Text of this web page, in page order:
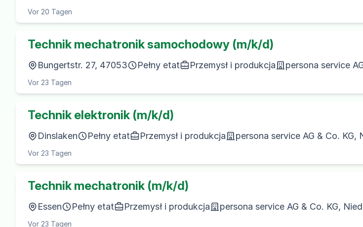
Vor 20 Tagen
Technik mechatronik samochodowy (m/k/d)
Bungertstr. 27, 47053 Pełny etat Przemysł i produkcja persona service
Vor 23 Tagen
Technik elektronik (m/k/d)
Dinslaken Pełny etat Przemysł i produkcja persona service AG & Co. KG,
Vor 23 Tagen
Technik mechatronik (m/k/d)
Essen Pełny etat Przemysł i produkcja persona service AG & Co. KG,
Vor 23 Tagen